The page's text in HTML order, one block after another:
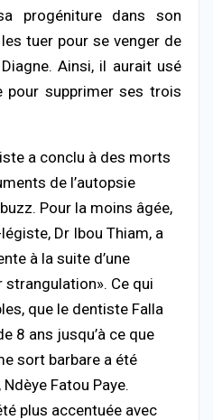
progéniture dans son
tuer pour se venger de
Ainsi, il aurait usé
pour supprimer ses trois
a conclu à des morts
de l’autopsie
Pour la moins âgée,
Dr Ibou Thiam, a
à la suite d’une
strangulation». Ce qui
que le dentiste Falla
8 ans jusqu’à ce que
sort barbare a été
Fatou Paye.
plus accentuée avec